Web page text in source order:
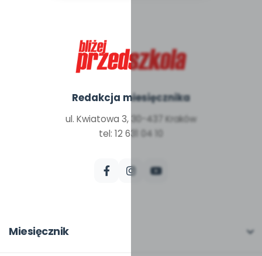
Redakcja miesięcznika
ul. Kwiatowa 3, 30-437 Kraków
tel: 12 631 04 10
Miesięcznik